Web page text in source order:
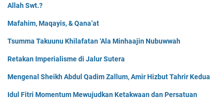
Allah Swt.?
Mafahim, Maqayis, & Qana’at
Tsumma Takuunu Khilafatan ‘Ala Minhaajin Nubuwwah
Retakan Imperialisme di Jalur Sutera
Mengenal Sheikh Abdul Qadim Zallum, Amir Hizbut Tahrir Kedua
Idul Fitri Momentum Mewujudkan Ketakwaan dan Persatuan